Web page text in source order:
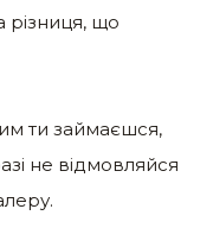
різниця, що
ти займаєшся,
не відмовляйся